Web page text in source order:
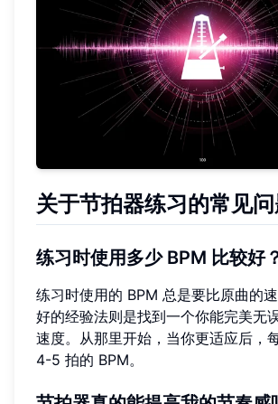
关于节拍器练习的常见
练习时使用多少 BPM 比较好
练习时使用的 BPM 总是要比原曲的
好的经验法则是找到一个你能完美无
速度。从那里开始，当你更适应后，
4-5 拍的 BPM。